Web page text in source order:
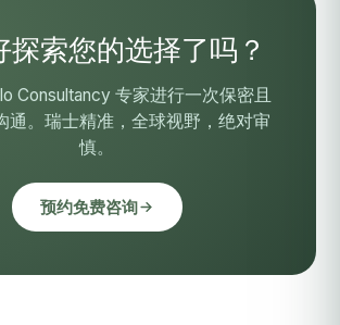
探索您的选择了吗？
Consultancy 专家进行一次保密且
通。瑞士精准，全球视野，绝对审
慎。
预约免费咨询